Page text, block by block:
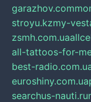
garazhov.com
stroyu.kzmy-
zsmh.com.ua
all-tattoos-for-
best-
euroshiny.com.ua
searchus-nauti.ru